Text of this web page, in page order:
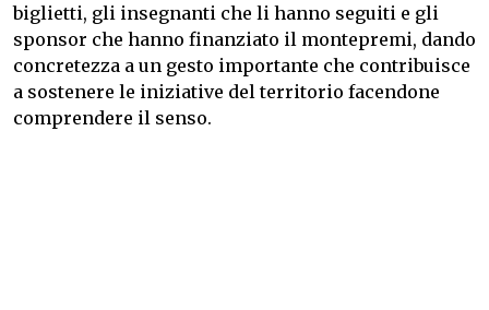
biglietti, gli insegnanti che li hanno seguiti e gli
sponsor che hanno finanziato il montepremi, dando
concretezza a un gesto importante che contribuisce
a sostenere le iniziative del territorio facendone
comprendere il senso.